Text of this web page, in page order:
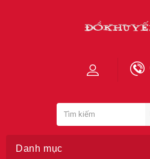
Danh mục